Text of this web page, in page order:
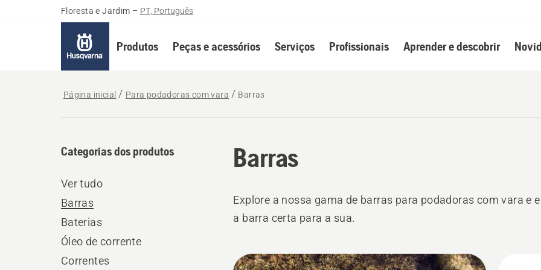
Floresta e Jardim – PT, Português
Produtos Peças e acessórios Serviços Profissionais Aprender e descobrir
Página inicial Para podadoras com vara Barras
Barras
Categorias dos produtos
Ver tudo
Barras
Baterias
Óleo de corrente
Correntes
Explore a nossa gama de barras para podadoras com vara e
a barra certa para a sua.
Todos